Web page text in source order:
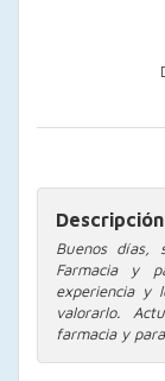
Buenos días,
Farmacia y
experiencia y
valorarlo.
farmacia y